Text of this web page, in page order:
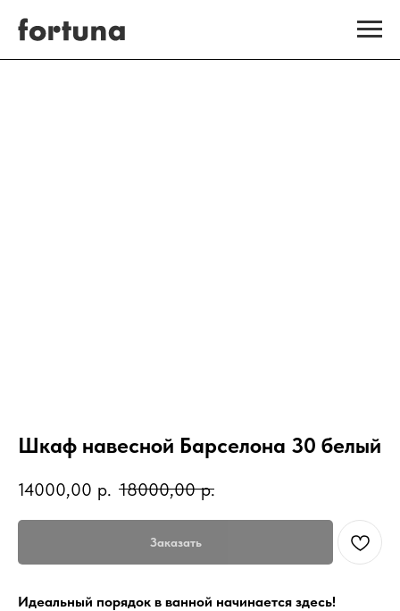
Шкаф навесной Барселона 30 белый
14000,00 р. 18000,00 р.
Заказать
Идеальный порядок в ванной начинается здесь!